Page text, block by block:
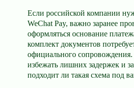
Если российской компании
WeChat Pay, важно заранее
оформляться основание
комплект документов
официального сопровождения.
избежать лишних задержек и
подходит ли такая схема под